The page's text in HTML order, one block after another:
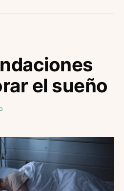
el sueño